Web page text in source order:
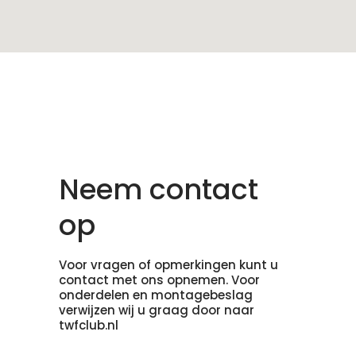
Neem contact
op
Voor vragen of opmerkingen kunt u
contact met ons opnemen. Voor
onderdelen en montagebeslag
verwijzen wij u graag door naar
twfclub.nl